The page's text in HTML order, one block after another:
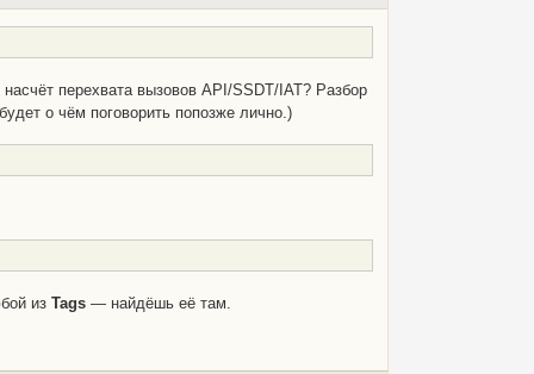
перехвата вызовов API/SSDT/IAT? Разбор
о чём поговорить попозже лично.)
из Tags — найдёшь её там.